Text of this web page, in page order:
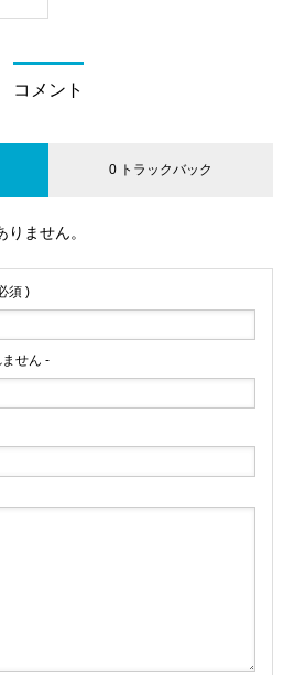
コメント
0 トラックバック
ません。
須 )
せん -